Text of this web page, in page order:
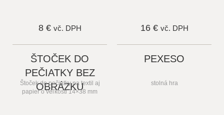
8 € vč. DPH 16 € vč. DPH
ŠTOČEK DO
PEČIATKY BEZ
OBRÁZKU
Štoček do pečiatky na textil aj
papier o veľkosti 14×38 mm
PEXESO
stolná hra